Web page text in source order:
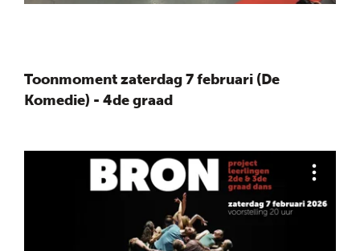
Toonmoment zaterdag 7 februari (De
Komedie) - 4de graad